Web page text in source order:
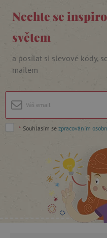
Nechte se
světem
a posílat si slevové kódy,
mailem
* Souhlasím se zpracováním
Analytické cookies
přihlášení uživatele